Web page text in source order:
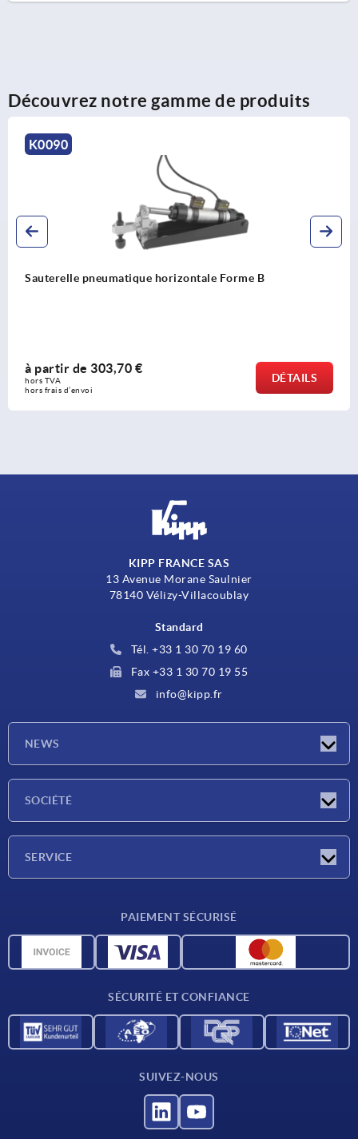
Découvrez notre gamme de produits
DÉTAILS
Presse à grenouillère version
à partir de
KIPP FRANCE SAS
13 Avenue Morane Saulnier
78140 Vélizy-Villacoublay
Standard
Tél. +33 1 30 70 19 60
Fax +33 1 30 70 19 55
info@kipp.fr
NEWS
SOCIÉTÉ
SERVICE
Données CAO
PAIEMENT SÉCURISÉ
SÉCURITÉ ET CONFIANCE
SUIVEZ-NOUS